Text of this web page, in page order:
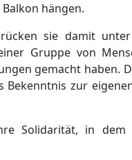
kon hängen.
cken sie damit
Gruppe von
gemacht haben.
Bekenntnis zur
Solidarität, in dem